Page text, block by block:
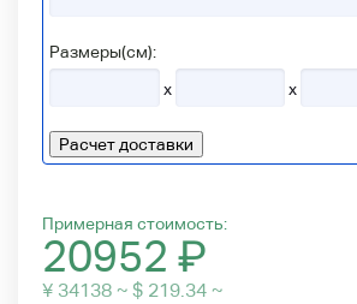
Размеры(см):
x
x
Расчет доставки
Примерная стоимость:
20952 ₽
¥ 34138 ~ $ 219.34 ~